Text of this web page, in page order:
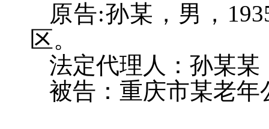
原告:孙某，男，
区。
法定代理人：孙某
被告：重庆市某老